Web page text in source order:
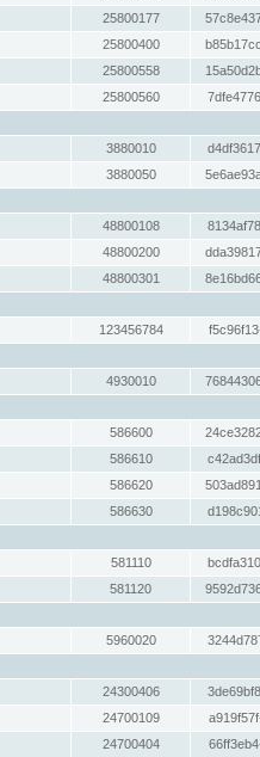
25800177
25800400
25800558
25800560
3880010
3880050
48800108
48800200
48800301
123456784
4930010
586600
586610
586620
586630
581110
581120
5960020
24300406
24700109
24700404